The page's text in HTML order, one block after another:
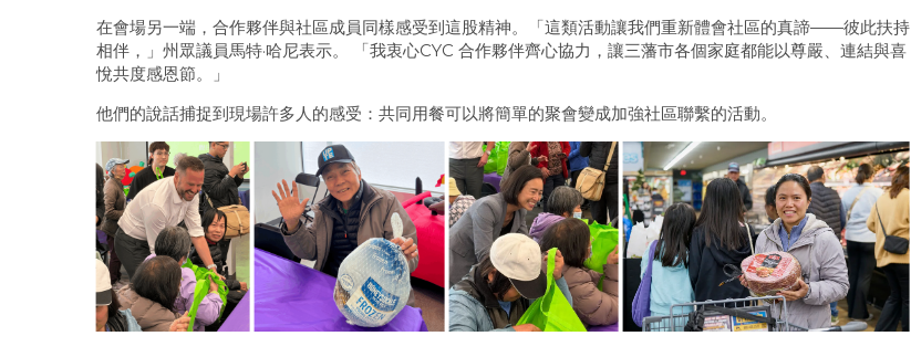
在會場另一端，合作夥伴與社區成員同樣感受到這股精神。「這類活動讓我們重新體會社區的真諦——彼此扶持
相伴，」州眾議員馬特·哈尼表示。
「我衷心CYC 合作夥伴齊心協力，讓三藩市各個家庭都能以尊嚴、連結與喜
悅共度感恩節。」
他們的說話捕捉到現場許多人的感受：共同用餐可以將簡單的聚會變成加強社區聯繫的活動。